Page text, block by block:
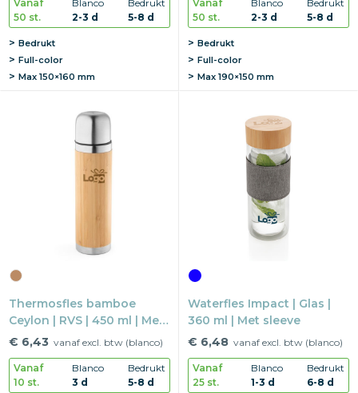
Vanaf
50 st.
Blanco
2-3 d
Bedrukt
5-8 d
Bedrukt
Full-color
Max 150×160 mm
Vanaf
50 st.
Blanco
2-3 d
Bedrukt
5-8 d
Bedrukt
Full-color
Max 190×150 mm
Thermosfles bamboe
Ceylon | RVS | 450 ml | Met
beker dop
€ 6,43 vanaf excl. btw (blanco)
Vanaf
10 st.
Blanco
3 d
Bedrukt
5-8 d
Waterfles Impact | Glas |
360 ml | Met sleeve
€ 6,48 vanaf excl. btw (blanco)
Vanaf
25 st.
Blanco
1-3 d
Bedrukt
6-8 d